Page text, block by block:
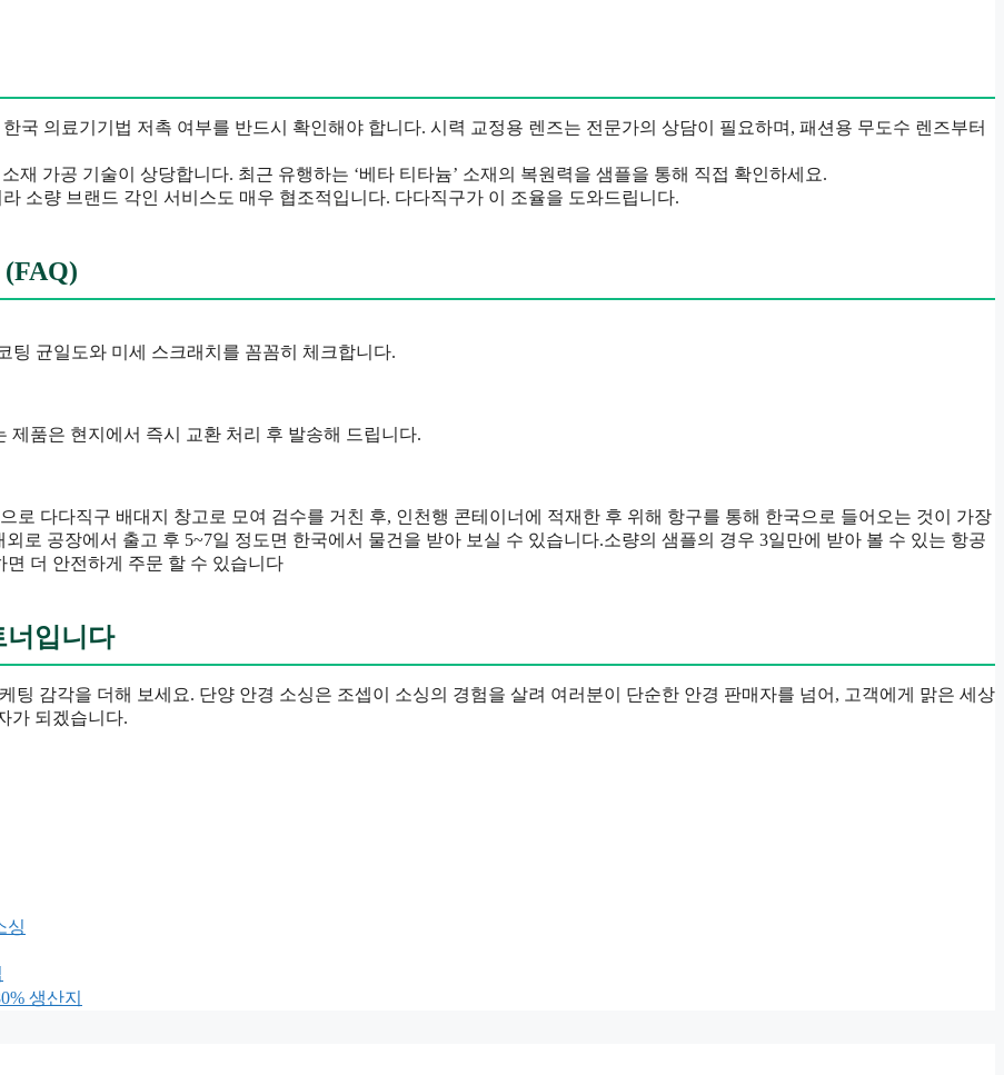
국 의료기기법 저촉 여부를 반드시 확인해야 합니다. 시력 교정용 렌즈는 전문가의 상담이 필요하며, 패션용 무도수 렌즈부터
재 가공 기술이 상당합니다. 최근 유행하는 ‘베타 티타늄’ 소재의 복원력을 샘플을 통해 직접 확인하세요.
소량 브랜드 각인 서비스도 매우 협조적입니다. 다다직구가 이 조율을 도와드립니다.
팅 균일도와 미세 스크래치를 꼼꼼히 체크합니다.
품은 현지에서 즉시 교환 처리 후 발송해 드립니다.
로 다다직구 배대지 창고로 모여 검수를 거친 후, 인천행 콘테이너에 적재한 후 위해 항구를 통해 한국으로 들어오는 것이 가장
로 공장에서 출고 후 5~7일 정도면 한국에서 물건을 받아 보실 수 있습니다.소량의 샘플의 경우 3일만에 받아 볼 수 있는 항공
더 안전하게 주문 할 수 있습니다
너입니다
팅 감각을 더해 보세요. 단양 안경 소싱은 조셉이 소싱의 경험을 살려 여러분이 단순한 안경 판매자를 넘어, 고객에게 맑은 세상
가 되겠습니다.
싱
생산지